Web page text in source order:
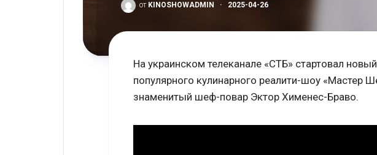
отKINOSHOWADMIN · 2025-04-26
На украинском телеканале «СТБ» стартовал
популярного кулинарного реалити-шоу «Мастер
знаменитый шеф-повар Эктор Хименес-Браво.